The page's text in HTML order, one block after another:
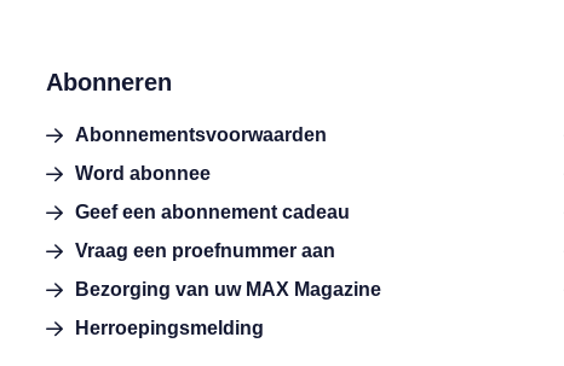
Abonneren
Abonnementsvoorwaarden
Word abonnee
Geef een abonnement cadeau
Vraag een proefnummer aan
Bezorging van uw MAX Magazine
Herroepingsmelding